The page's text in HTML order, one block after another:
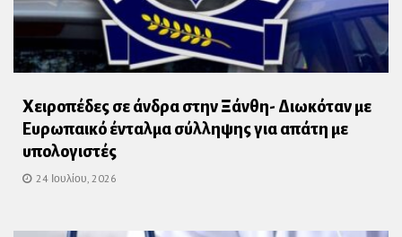
Χειροπέδες σε άνδρα στην Ξάνθη- Διωκόταν με
Ευρωπαικό ένταλμα σύλληψης για απάτη με
υπολογιστές
24 Ιουλίου, 2026